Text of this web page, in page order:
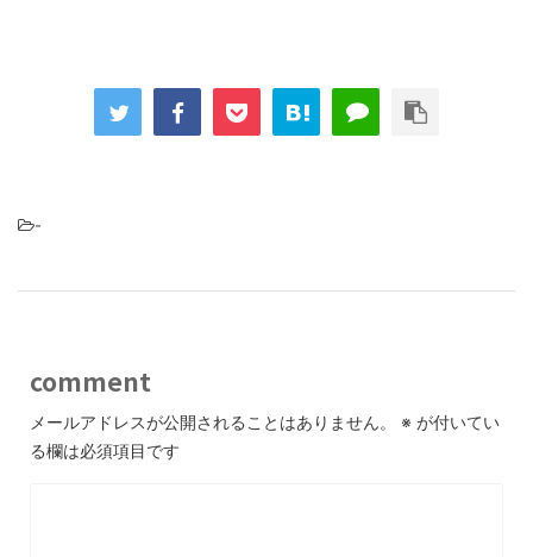
-
comment
メールアドレスが公開されることはありません。 ※ が付いてい
る欄は必須項目です